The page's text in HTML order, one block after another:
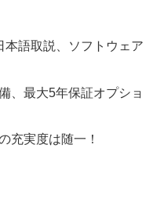
語取説、ソフトウェア
、最大5年保証オプショ
充実度は随一！